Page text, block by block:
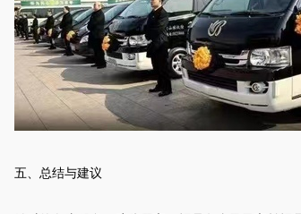
五、总结与建议